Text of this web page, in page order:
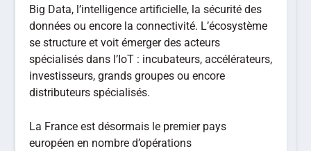
Big Data, l’intelligence artificielle, la sécurité des
données ou encore la connectivité. L’écosystème
se structure et voit émerger des acteurs
spécialisés dans l’IoT : incubateurs, accélérateurs,
investisseurs, grands groupes ou encore
distributeurs spécialisés.
La France est désormais le premier pays
européen en nombre d’opérations